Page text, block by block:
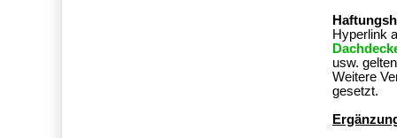
Hyperlink
usw.
Weitere
gesetzt.